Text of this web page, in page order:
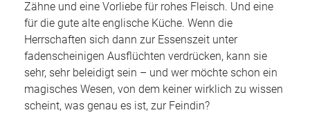
Zähne und eine Vorliebe für rohes Fleisch. Und eine
für die gute alte englische Küche. Wenn die
Herrschaften sich dann zur Essenszeit unter
fadenscheinigen Ausflüchten verdrücken, kann sie
sehr, sehr beleidigt sein – und wer möchte schon ein
magisches Wesen, von dem keiner wirklich zu wissen
scheint, was genau es ist, zur Feindin?